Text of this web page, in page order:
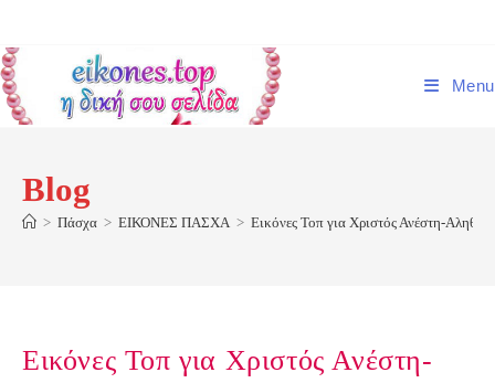
content
Menu
Blog
> Πάσχα > ΕΙΚΟΝΕΣ ΠΑΣΧΑ > Εικόνες Τοπ για Χριστός Ανέστη-
Εικόνες Τοπ για Χριστός Ανέστη-